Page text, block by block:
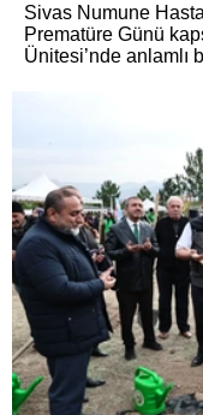
Sivas Numune
Prematüre Günü
Ünitesi’nde anlamlı